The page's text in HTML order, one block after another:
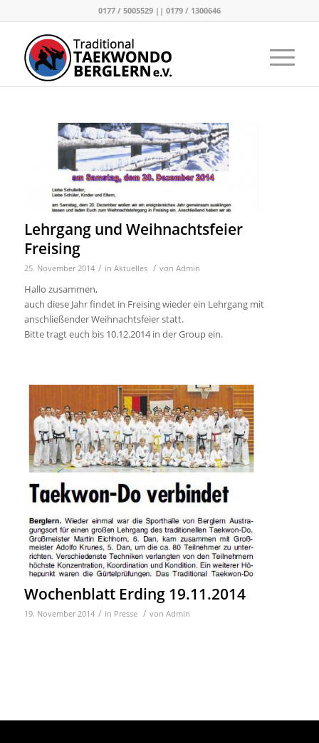
0177 / 5005529 || 0179 / 1300646
Lehrgang und Weihnachtsfeier
Freising
25. November 2014 / in Aktuelles / von Admin
Hallo zusammen,
auch diese Jahr findet in Freising wieder ein Lehrgang mit
anschließender Weihnachtsfeier statt.
Bitte tragt euch bis 10.12.2014 in der Group ein.
Wochenblatt Erding 19.11.2014
19. November 2014 / in Presse / von Admin